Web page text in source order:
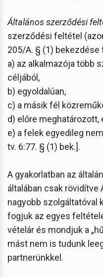
Általános szerződési
szerződési feltétel
205/A. § (1) bekezdése
a) az alkalmazója több
céljából,
b) egyoldalúan,
c) a másik fél
d) előre meghatározott,
e) a felek egyedileg
tv. 6:77. § (1) bek.].
A gyakorlatban az
általában csak rövidítve
nagyobb szolgáltatóval
fogjuk az egyes
vételár és mondjuk a
mást nem is tudunk
partnerünkkel.